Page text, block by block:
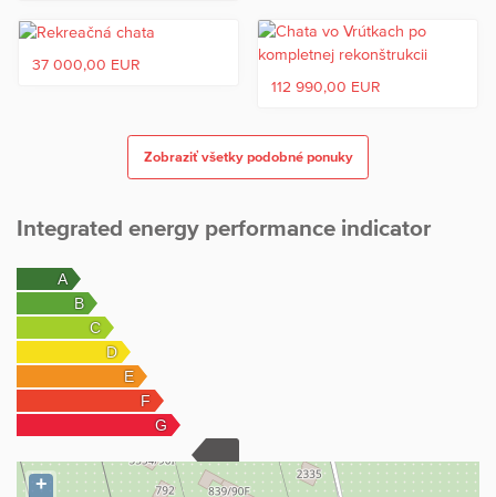
37 000,00 EUR
112 990,00 EUR
Zobraziť všetky podobné ponuky
Integrated energy performance indicator
+